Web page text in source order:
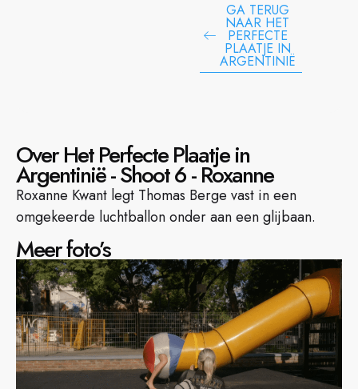
GA TERUG
NAAR HET
PERFECTE
PLAATJE IN
ARGENTINIË
Over Het Perfecte Plaatje in
Argentinië - Shoot 6 - Roxanne
Roxanne Kwant legt Thomas Berge vast in een
omgekeerde luchtballon onder aan een glijbaan.
Meer foto’s